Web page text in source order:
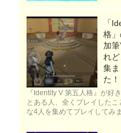
「
格
加
れ
集
た！
『Identity V 第五人格』が好
とある人、全くプレイしたこ
な4人を集めてプレイしてみ